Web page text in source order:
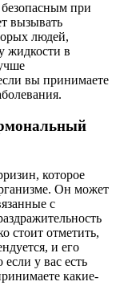
при
вызывать
людей,
жидкости в
вы принимаете
которое
Он может
с
стоит отметить,
и его
у вас есть
какие-